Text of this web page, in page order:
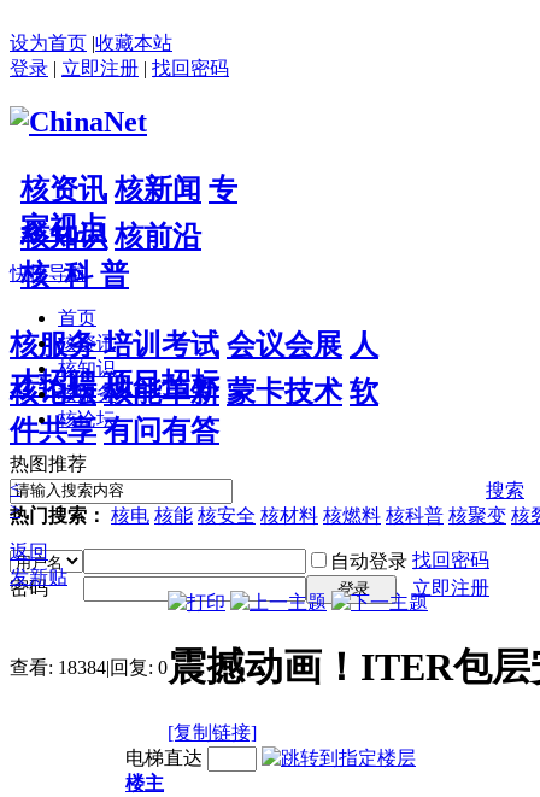
设为首页 |收藏本站
登录 | 立即注册 | 找回密码
核资讯 核新闻 专
家视点
核知识 核前沿
核 科 普
核服务 培训考试 会议会展 人
才招聘 项目招标
核论坛 核能革新 蒙卡技术 软
件共享 有问有答
搜索
热门搜索： 核电 核能 核安全 核材料 核燃料 核科普 核聚变 核
自动登录 找回密码
密码
登录 立即注册
快捷导航
首页
核资讯
核知识
核服务
核论坛
热图推荐
<
>
返回
发新贴
查看: 18384|回复: 0震撼动画！ITER包
[复制链接]
电梯直达
楼主